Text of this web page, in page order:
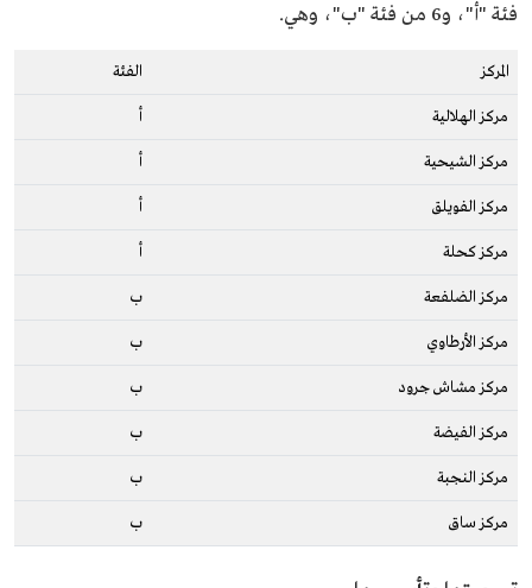
فئة "أ"، و6 من فئة "ب"، وهي.
المركز الفئة
مركز الهلالية أ
مركز الشيحية أ
مركز الفويلق أ
مركز كحلة أ
مركز الضلفعة ب
مركز الأرطاوي ب
مركز مشاش جرود ب
مركز الفيضة ب
مركز النجبة ب
مركز ساق ب